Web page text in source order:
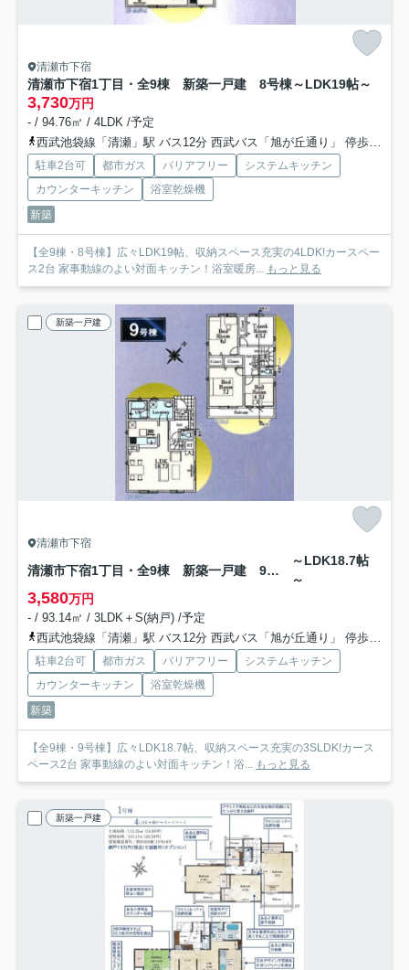
清瀬市下宿
清瀬市下宿1丁目・全9棟 新築一戸建 8号棟～LDK19帖～
3,730万円
- / 94.76㎡ / 4LDK /予定
西武池袋線「清瀬」駅 バス12分 西武バス「旭が丘通り」 停歩10分
駐車2台可 都市ガス バリアフリー
システムキッチン
カウンターキッチン
浴室乾燥機
新築
【全9棟・8号棟】広々LDK19帖、収納スペース充実の4LDK!カースペー
ス2台 家事動線のよい対面キッチン！浴室暖房... もっと見る
新築一戸建
清瀬市下宿
清瀬市下宿1丁目・全9棟 新築一戸建 9号棟
～LDK18.7帖
～
3,580万円
- / 93.14㎡ / 3LDK＋S(納戸) /予定
西武池袋線「清瀬」駅 バス12分 西武バス「旭が丘通り」 停歩10分
駐車2台可 都市ガス バリアフリー
システムキッチン
カウンターキッチン
浴室乾燥機
新築
【全9棟・9号棟】広々LDK18.7帖、収納スペース充実の3SLDK!カース
ペース2台 家事動線のよい対面キッチン！浴... もっと見る
新築一戸建